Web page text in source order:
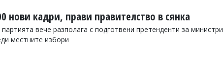
нови кадри, прави правителство в сянка
вече разполага с подготвени претенденти за министри
местните избори